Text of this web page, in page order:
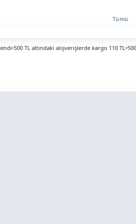
Tümü
500 TL altındaki alışverişlerde kargo 110 TL 500 –